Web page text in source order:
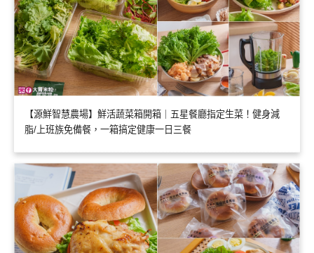
【源鮮智慧農場】鮮活蔬菜箱開箱｜五星餐廳指定生菜！健身減
脂/上班族免備餐，一箱搞定健康一日三餐